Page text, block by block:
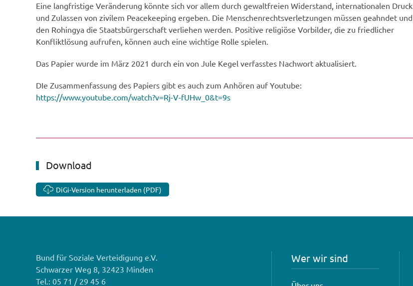
Eine langfristige Veränderung könnte sich vor allem durch gewaltfreien Widerstand, internationalen Druck
und Zulassen von zivilem Peacekeeping ergeben. Die Menschenrechtsverletzungen müssen geahndet und
den Rohingya die Staatsbürgerschaft verliehen werden. Positive religiöse Vorbilder, die zu friedlicher
Konfliktlösung aufrufen, können auch eine wichtige Rolle spielen.
Das Papier wurde im März 2021 durch ein von Jule Kegel verfasstes Nachwort aktualisiert.
DIe Zusammenfassung des Papiers gibt es auch zum Anhören auf Youtube:
https://www.youtube.com/watch?v=Rj-V-fUHw_0&t=9s
Download
DiGi-Version herunterladen (PDF)
Bund für Soziale Verteidigung e.V.
Schwarzer Weg 8, 32423 Minden
Tel.: 05 71 / 29 45 6
Wer wir sind